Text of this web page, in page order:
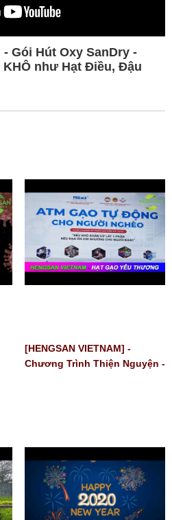
- Gói Hút Oxy SanDry -
KHÔ như Hạt Điều, Đậu
[HENGSAN VIETNAM] -
Chương Trình Thiện Nguyện -